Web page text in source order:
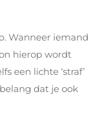
Wanneer iemand
hierop wordt
een lichte ‘straf’
dat je ook